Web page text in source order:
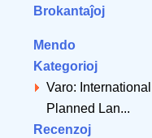
Brokantaĵoj
Mendo
Kategorioj
Varo: International
Planned Lan...
Recenzoj